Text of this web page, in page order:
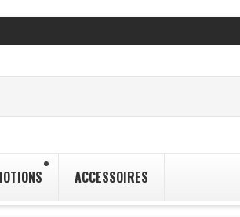
ACCESSOIRES